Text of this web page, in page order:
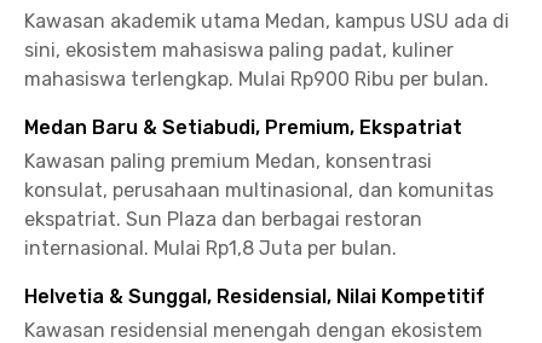
Kawasan akademik utama Medan, kampus USU ada di
sini, ekosistem mahasiswa paling padat, kuliner
mahasiswa terlengkap. Mulai Rp900 Ribu per bulan.
Medan Baru & Setiabudi, Premium, Ekspatriat
Kawasan paling premium Medan, konsentrasi
konsulat, perusahaan multinasional, dan komunitas
ekspatriat. Sun Plaza dan berbagai restoran
internasional. Mulai Rp1,8 Juta per bulan.
Helvetia & Sunggal, Residensial, Nilai Kompetitif
Kawasan residensial menengah dengan ekosistem